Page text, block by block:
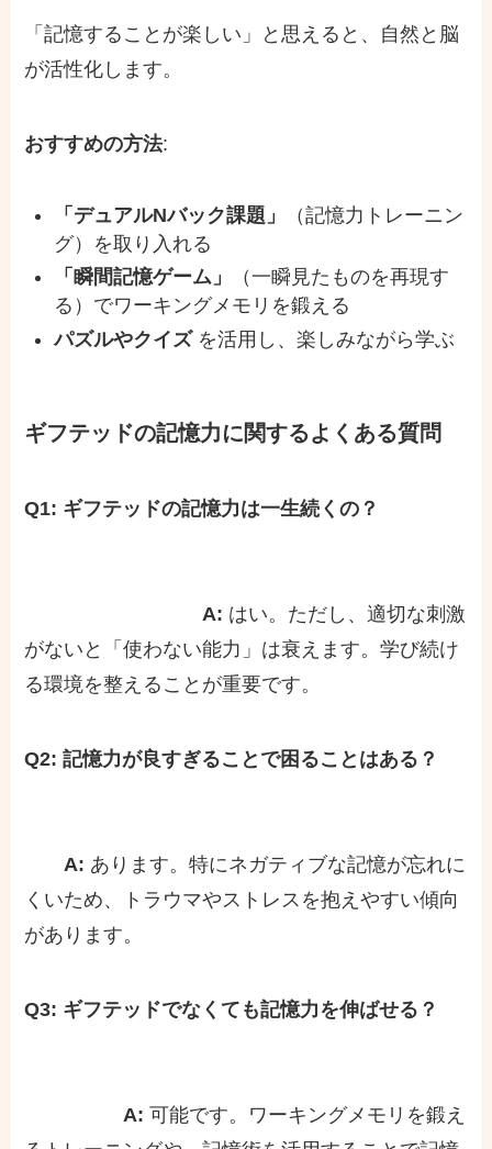
「記憶することが楽しい」と思えると、自然と脳
が活性化します。
おすすめの方法:
「デュアルNバック課題」
（記憶力トレーニン
グ）を取り入れる
「瞬間記憶ゲーム」
（一瞬見たものを再現す
る）でワーキングメモリを鍛える
パズルやクイズを活用し、楽しみながら学ぶ
ギフテッドの記憶力に関するよくある質問
Q1: ギフテッドの記憶力は一生続くの？
A: はい。ただし、適切な刺激
がないと「使わない能力」は衰えます。学び続け
る環境を整えることが重要です。
Q2: 記憶力が良すぎることで困ることはある？
A: あります。特にネガティブな記憶が忘れに
くいため、トラウマやストレスを抱えやすい傾向
があります。
Q3: ギフテッドでなくても記憶力を伸ばせる？
A: 可能です。ワーキングメモリを鍛え